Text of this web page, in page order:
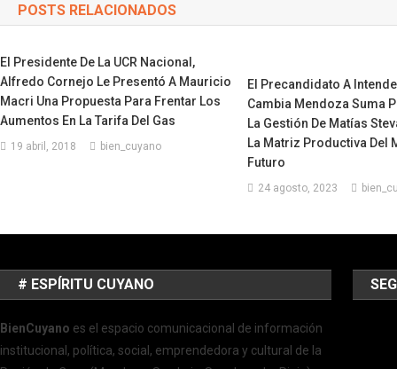
POSTS RELACIONADOS
El Presidente De La UCR Nacional,
Alfredo Cornejo Le Presentó A Mauricio
Macri Una Propuesta Para Frentar Los
Aumentos En La Tarifa Del Gas
19 abril, 2018 bien_cuyano
El Precandidato A
Cambia Mendoza Suma
La Gestión De Matías
La Matriz Productiva Del
Futuro
24 agosto, 2023
# ESPÍRITU CUYANO
BienCuyano es el espacio comunicacional de información
institucional, política, social, emprendedora y cultural de la